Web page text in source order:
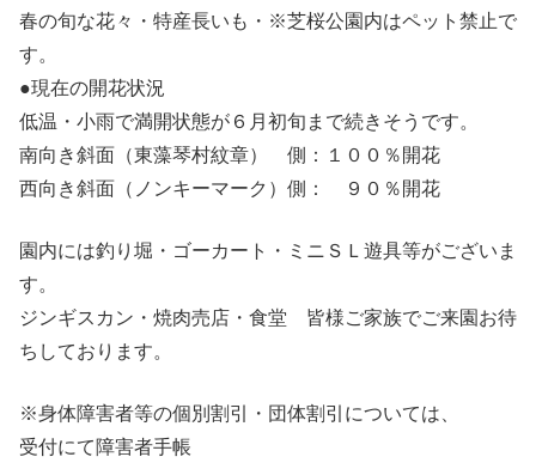
春の旬な花々・特産長いも・※芝桜公園内はペット禁止で
す。
●現在の開花状況
低温・小雨で満開状態が６月初旬まで続きそうです。
南向き斜面（東藻琴村紋章） 側：１００％開花
西向き斜面（ノンキーマーク）側： ９０％開花
園内には釣り堀・ゴーカート・ミニＳＬ遊具等がございま
す。
ジンギスカン・焼肉売店・食堂 皆様ご家族でご来園お待
ちしております。
※身体障害者等の個別割引・団体割引については、
受付にて障害者手帳